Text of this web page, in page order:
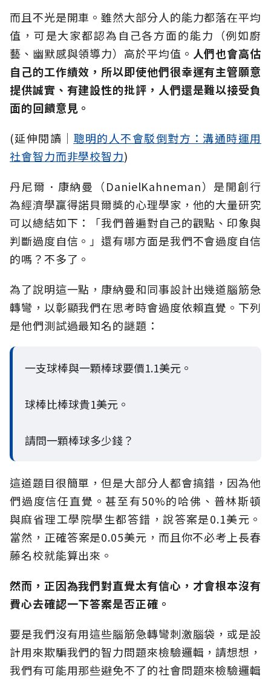
而且不光是開車。雖然大部分人的能力都落在平均
值，可是大家都認為自己各方面的能力（例如廚
藝、幽默感與領導力）高於平均值。 人們也會高估
自己的工作績效，所以即使他們很幸運有主管願意
提供誠實、有建設性的批評，人們還是難以接受負
面的回饋意見。
(延伸閱讀│ 聰明的人不會駁倒對方：溝通時運用
社會智力而非學校智力)
丹尼爾．康納曼（DanielKahneman）是開創行
為經濟學贏得諾貝爾獎的心理學家，他的大量研究
可以總結如下：「我們普遍對自己的觀點、印象與
判斷過度自信。」還有哪方面是我們不會過度自信
的嗎？不多了。
為了說明這一點，康納曼和同事設計出幾道腦筋急
轉彎，以彰顯我們在思考時會過度依賴直覺。下列
是他們測試過最知名的謎題：
一支球棒與一顆棒球要價1.1美元。
球棒比棒球貴1美元。
請問一顆棒球多少錢？
這道題目很簡單，但是大部分人都會搞錯，因為他
們過度信任直覺。甚至有50%的哈佛、普林斯頓
與麻省理工學院學生都答錯，說答案是0.1美元。
當然，正確答案是0.05美元，而且你不必考上長春
藤名校就能算出來。
然而，正因為我們對直覺太有信心，才會根本沒有
費心去確認一下答案是否正確。
要是我們沒有用這些腦筋急轉彎刺激腦袋，或是設
計用來欺騙我們的智力問題來檢驗邏輯，請想想，
我們有可能用那些避免不了的社會問題來檢驗邏輯